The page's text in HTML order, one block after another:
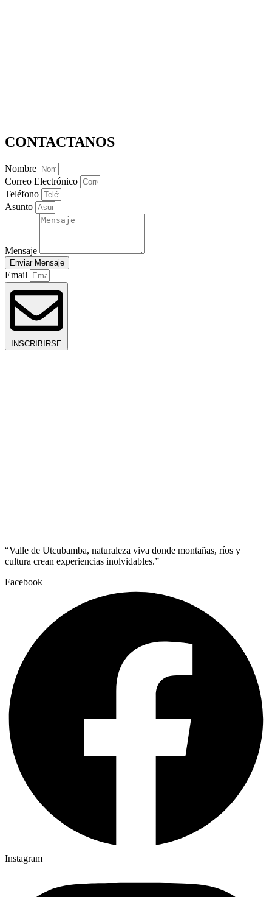
CONTACTANOS
Nombre
Correo Electrónico
Teléfono
Asunto
Mensaje
Enviar Mensaje
Email
INSCRIBIRSE
“Valle de Utcubamba, naturaleza viva donde montañas, ríos y
cultura crean experiencias inolvidables.”
Facebook
Instagram